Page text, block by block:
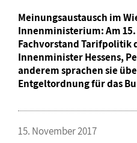
Meinungsaustausch im
Innenministerium: Am
Fachvorstand Tarifpolitik
Innenminister Hessens,
anderem sprachen sie
Entgeltordnung für das
15. November 2017